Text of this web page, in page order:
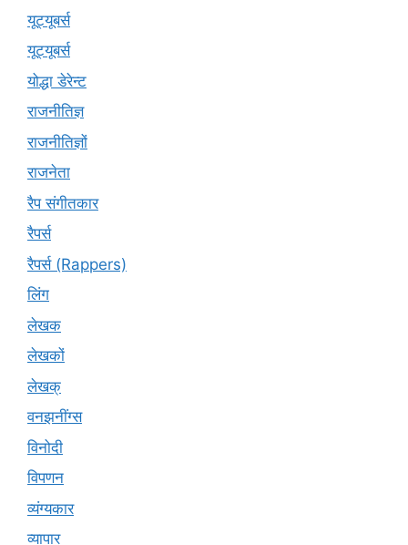
यूट्यूबर्स
यूट्‍यूबर्स
योद्धा डेरेन्ट
राजनीतिज्ञ
राजनीतिज्ञों
राजनेता
रैप संगीतकार
रैपर्स
रैपर्स (Rappers)
लिंग
लेखक
लेखकों
लेखक्
वनझनींग्स
विनोदी
विपणन
व्यंग्यकार
व्यापार